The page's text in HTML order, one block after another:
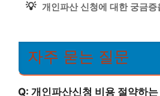
💡 개인파산 신청에 대한 궁금증
자주 묻는 질문
Q: 개인파산신청 비용 절약하